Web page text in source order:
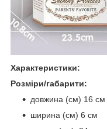
Характеристики:
Розміри/габарити:
довжина (см) 16 см
ширина (см) 6 см